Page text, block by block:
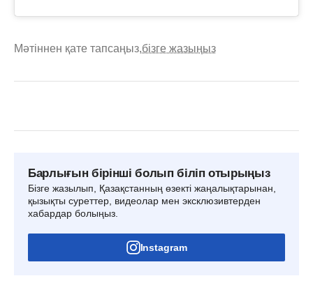
Мәтіннен қате тапсаңыз,бізге жазыңыз
Барлығын бірінші болып біліп отырыңыз
Бізге жазылып, Қазақстанның өзекті жаңалықтарынан,
қызықты суреттер, видеолар мен эксклюзивтерден
хабардар болыңыз.
Instagram